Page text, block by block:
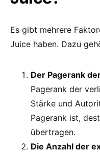
Es gibt mehrere
Juice haben. Dazu
Der Pagerank
Pagerank der
Stärke und
Pagerank ist,
übertragen.
Die Anzahl der